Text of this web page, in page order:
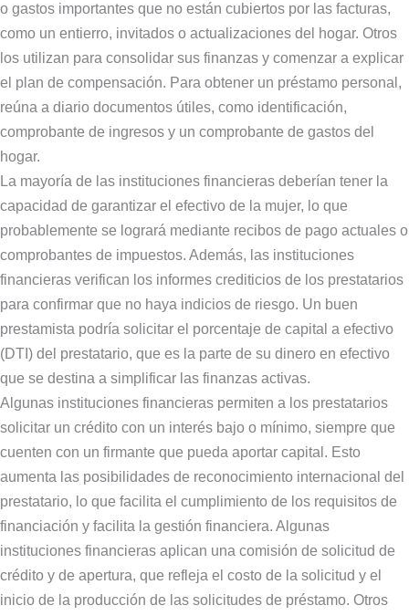
o gastos importantes que no están cubiertos por las facturas,
como un entierro, invitados o actualizaciones del hogar. Otros
los utilizan para consolidar sus finanzas y comenzar a explicar
el plan de compensación. Para obtener un préstamo personal,
reúna a diario documentos útiles, como identificación,
comprobante de ingresos y un comprobante de gastos del
hogar.
La mayoría de las instituciones financieras deberían tener la
capacidad de garantizar el efectivo de la mujer, lo que
probablemente se logrará mediante recibos de pago actuales o
comprobantes de impuestos. Además, las instituciones
financieras verifican los informes crediticios de los prestatarios
para confirmar que no haya indicios de riesgo. Un buen
prestamista podría solicitar el porcentaje de capital a efectivo
(DTI) del prestatario, que es la parte de su dinero en efectivo
que se destina a simplificar las finanzas activas.
Algunas instituciones financieras permiten a los prestatarios
solicitar un crédito con un interés bajo o mínimo, siempre que
cuenten con un firmante que pueda aportar capital. Esto
aumenta las posibilidades de reconocimiento internacional del
prestatario, lo que facilita el cumplimiento de los requisitos de
financiación y facilita la gestión financiera. Algunas
instituciones financieras aplican una comisión de solicitud de
crédito y de apertura, que refleja el costo de la solicitud y el
inicio de la producción de las solicitudes de préstamo. Otros